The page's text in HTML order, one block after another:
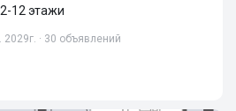
12 этажи
· 30 объявлений